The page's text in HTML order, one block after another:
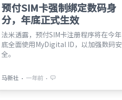
预付SIM卡强制绑定数码身
分，年底正式生效
法米透露，预付SIM卡注册程序将在今年
底全面使用MyDigital ID，以加强数码安
全。
马新社 ⋅ 一年前 ⋅